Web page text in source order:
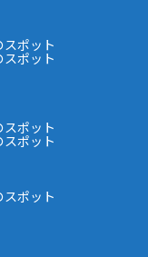
ポット
ポット
ポット
ポット
スポット